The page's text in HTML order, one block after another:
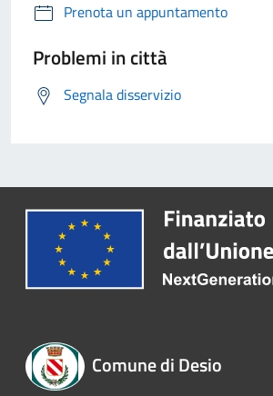
Prenota un appuntamento
Problemi in città
Segnala disservizio
Comune di Desio